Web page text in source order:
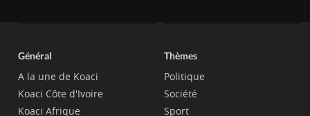
Général
A la une de Koaci
Koaci Côte d'Ivoire
Koaci Afrique
Thèmes
Politique
Société
Sport